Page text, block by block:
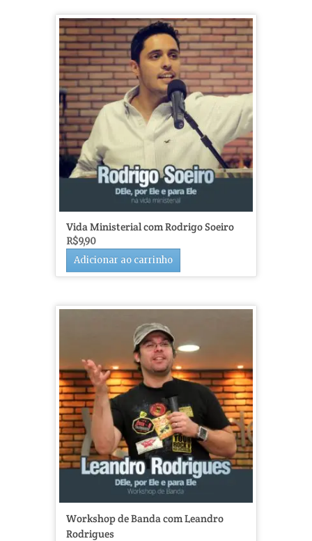
Vida Ministerial com Rodrigo Soeiro
R$9,90
Adicionar ao carrinho
Workshop de Banda com Leandro
Rodrigues